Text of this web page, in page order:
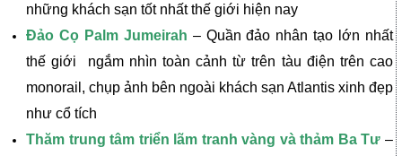
những khách sạn tốt nhất thế giới hiện nay
Đảo Cọ Palm Jumeirah – Quần đảo nhân tạo lớn nhất
thế giới ngắm nhìn toàn cảnh từ trên tàu điện trên cao
monorail, chụp ảnh bên ngoài khách sạn Atlantis xinh đẹp
như cổ tích
Thăm trung tâm triển lãm tranh vàng và thảm Ba Tư –